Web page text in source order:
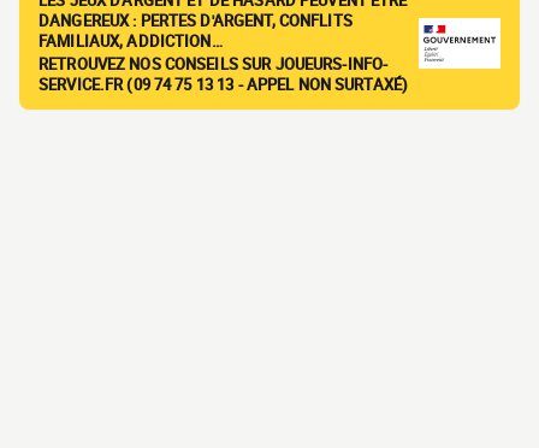
DANGEREUX : PERTES D'ARGENT, CONFLITS
FAMILIAUX, ADDICTION…
RETROUVEZ NOS CONSEILS SUR JOUEURS-INFO-
SERVICE.FR (09 74 75 13 13 - APPEL NON SURTAXÉ)